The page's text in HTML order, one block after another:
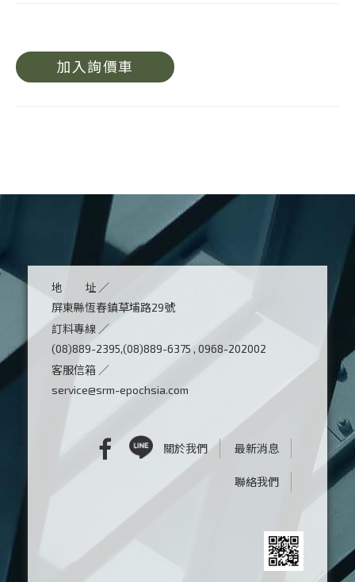
加入詢價車
地 址 ／
屏東縣恆春鎮草埔路29號
訂料專線 ／
(08)889-2395,(08)889-6375 , 0968-202002
客服信箱 ／
service@srm-epochsia.com
關於我們 最新消息
聯絡我們